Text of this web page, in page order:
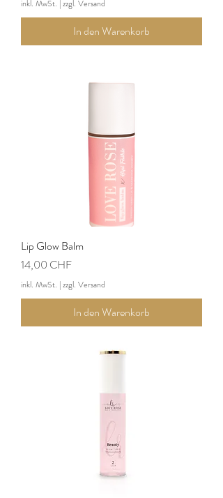
inkl. MwSt. |zzgl. Versand
In den Warenkorb
Lip Glow Balm
Preis
14,00 CHF
inkl. MwSt. |zzgl. Versand
In den Warenkorb